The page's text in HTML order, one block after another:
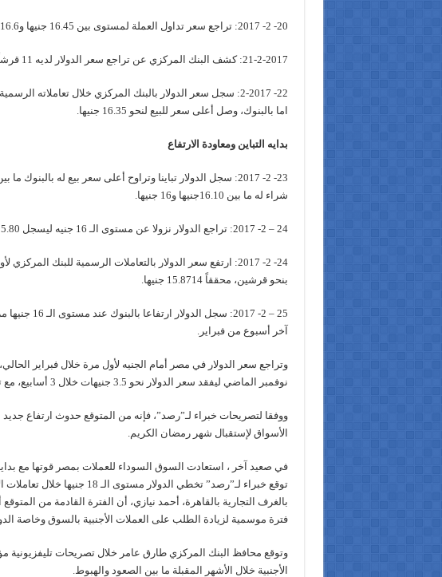
20- 2- 2017: تراجع سعر تداول العملة لمستوى بين 16.45 جنيها و16.6 جنيها للشراء لدى أغلب البنوك المحلية.
21-2-2017: كشف البنك المركزي عن تراجع سعر الدولار لديه 11 قرشاً، محققاً 16.3835 جنيها.
اما بالبنوك، وصل أعلى سعر للبيع لنحو 16.35 جنيها.
بدايه التباين ومعاودة الارتفاع
شراء له ما بين 16.10جنيها و16 جنيها.
24 – 2- 2017: تراجع الدولار نزولا عن مستوى الـ 16 جنيه ليسجل 15.80 جنيها.
24- 2- 2017: ارتفع سعر الدولار بالتعاملات الرسمية للبنك
بنحو قرشين، محققاً 15.8714 جنيها.
25 – 2- 2017:
آخر أسبوع من فبراير.
وتراجع سعر الدولار في مصر أمام الجنيه لأول مرة خلال فبراير
نوفمبر الماضي ليفقد سعر الدولار نحو 3.5 جنيهات خلال 3 أسابيع، مع توقعات بمعاودة الارتفاع خلال مارس المقبل.
ووفقا لتصريحات خبراء لـ”رصد”، فإنه من المتوقع حدوث ارتفاع جديد
الأسواق لإستقبال شهر رمضان الكريم.
في صعيد آخر ، استعادت السوق السوداء للعملات بمصر قوتها مع
توقع خبراء لـ”رصد” تخطي
بالغرف التجارية بالقاهرة، أحمد نيازي، أن الفترة القادمة من
فترة موسمية لزيادة الطلب على العملات الأجنبية بالسوق وخاصة
وتوقع محافظ البنك المركزي طارق عامر خلال تصريحات تليفزيونية
الأجنبية خلال الأشهر المقبلة ما بين الصعود والهبوط.